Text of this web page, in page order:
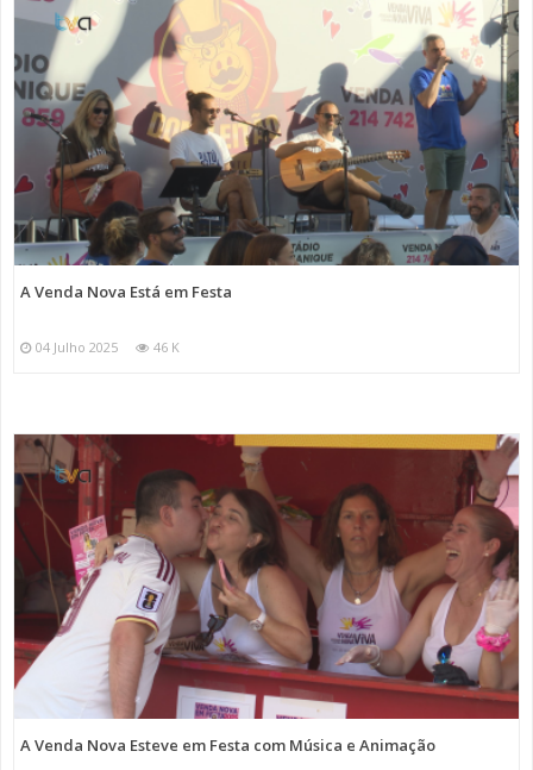
A Venda Nova Está em Festa
04 Julho 2025 46 K
A Venda Nova Esteve em Festa com Música e Animação